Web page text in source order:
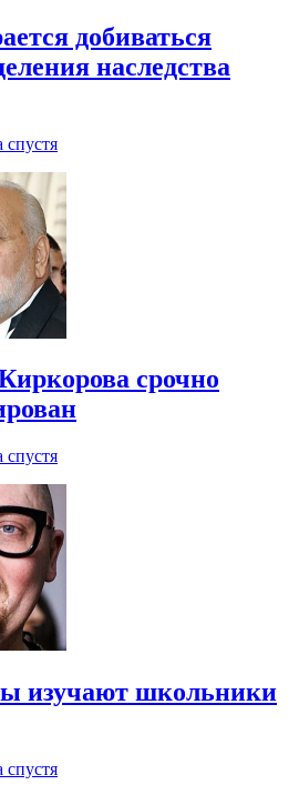
добиваться
наследства
спустя
срочно
спустя
изучают школьники
спустя